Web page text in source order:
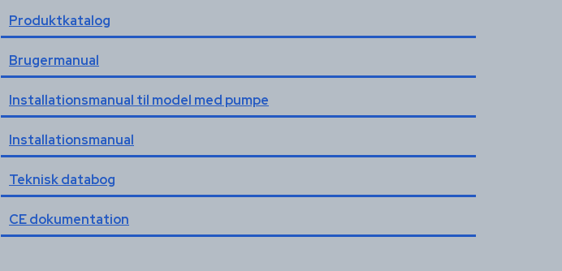
Produktkatalog
Brugermanual
Installationsmanual til model med pumpe
Installationsmanual
Teknisk databog
CE dokumentation